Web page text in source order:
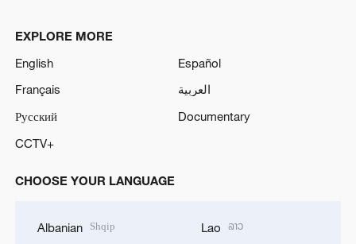
EXPLORE MORE
English
Español
Français
العربية
Русский
Documentary
CCTV+
CHOOSE YOUR LANGUAGE
Albanian Shqip Lao ລາວ